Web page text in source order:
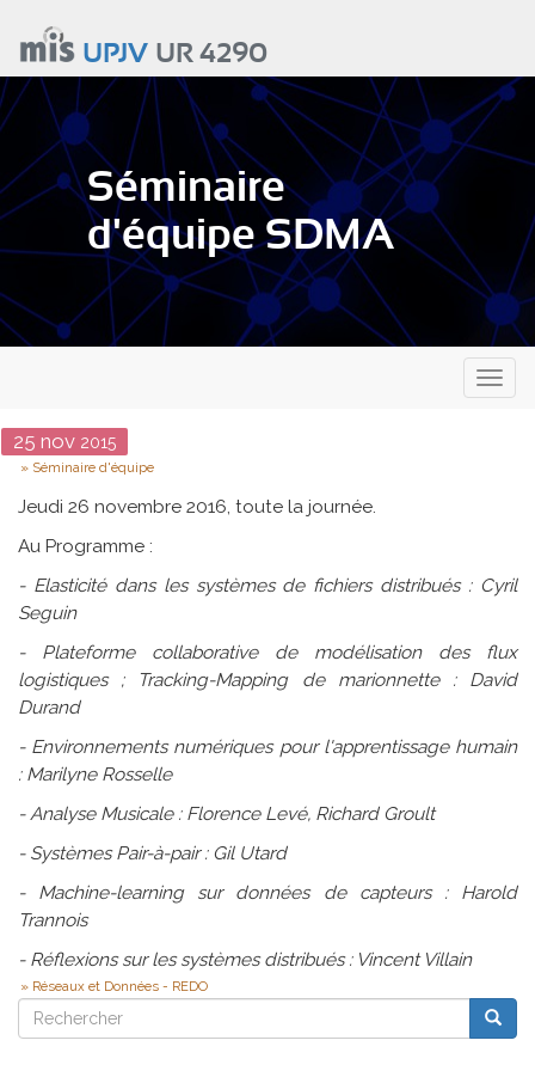
contenu
principal
UPJVUR 4290
Séminaire
d'équipe SDMA
Date
25 nov 2015
Type
Séminaire d'équipe
Jeudi 26 novembre 2016, toute la journée.
Au Programme :
- Elasticité dans les systèmes de fichiers distribués : Cyril
Seguin
- Plateforme collaborative de modélisation des flux
logistiques ; Tracking-Mapping de marionnette : David
Durand
- Environnements numériques pour l'apprentissage humain
: Marilyne Rosselle
- Analyse Musicale : Florence Levé, Richard Groult
- Systèmes Pair-à-pair : Gil Utard
- Machine-learning sur données de capteurs : Harold
Trannois
- Réflexions sur les systèmes distribués : Vincent Villain
Réseaux et Données - REDO
Rechercher
Rechercher